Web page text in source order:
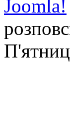
Joomla!